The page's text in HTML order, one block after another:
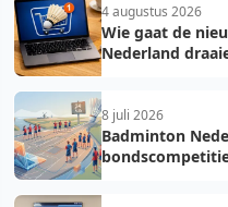
4 augustus 2026
Wie gaat de
Nederland
8 juli 2026
Badminton